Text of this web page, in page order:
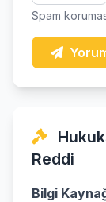
Spam
Reddi
Bilgi